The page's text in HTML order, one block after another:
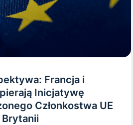
Francja i
Inicjatywę
Członkostwa UE